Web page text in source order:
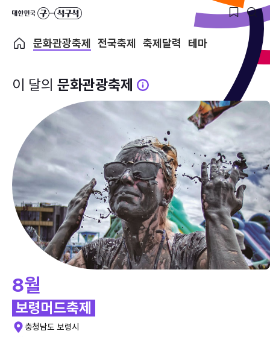
문화관광축제 전국축제 축제달력 테마
이 달의 문화관광축제
8월
보령머드축제
충청남도 보령시